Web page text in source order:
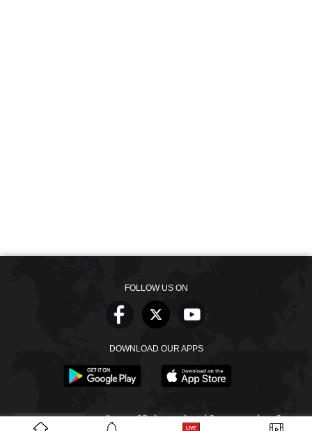
FOLLOW US ON
DOWNLOAD OUR APPS
SECTIONS खबरें वीडियो वेब स्टोरीज बायोग्राफी